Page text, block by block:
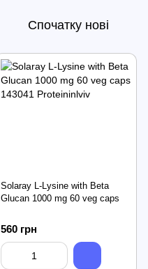
Спочатку нові
Solaray L-Lysine with Beta
Glucan 1000 mg 60 veg caps
560 грн